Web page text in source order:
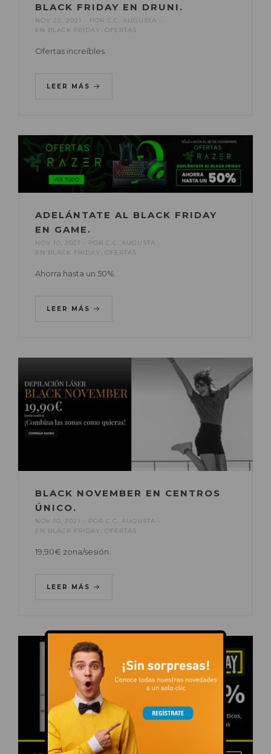
BLACK FRIDAY EN DRUNI.
NOV 22, 2021 POR C.C. AUGUSTA
EN BLACK FRIDAY OFERTAS
Ofertas increíbles.
LEER MÁS
ADELÁNTATE AL BLACK FRIDAY
EN GAME.
NOV 10, 2021 POR C.C. AUGUSTA
EN BLACK FRIDAY OFERTAS
Ahorra hasta un 50%.
LEER MÁS
BLACK NOVEMBER EN CENTROS
ÚNICO.
NOV 10, 2021 POR C.C. AUGUSTA
EN BLACK FRIDAY OFERTAS
19,90€ zona/sesión.
LEER MÁS